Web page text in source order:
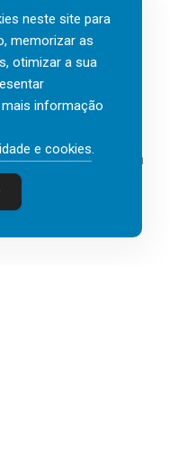
fica mais
Outlook 2026
serviços de
artificial (IA), acaba
neste site para
memorizar as
otimizar a sua
mais informação
e cookies.